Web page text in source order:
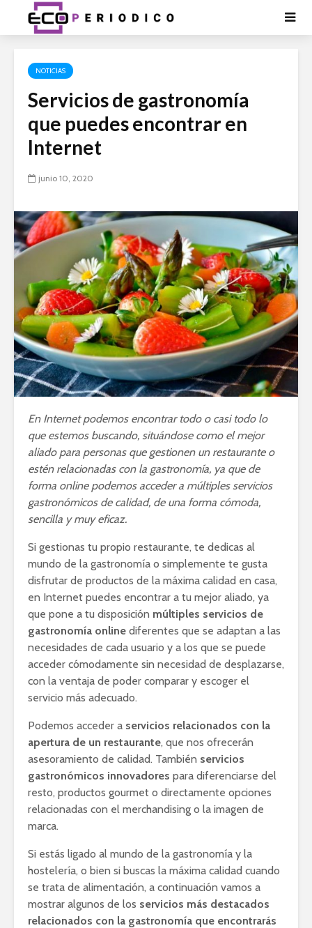
NOTICIAS
Servicios de gastronomía
que puedes encontrar en
Internet
junio 10, 2020
En Internet podemos encontrar todo o casi todo lo
que estemos buscando, situándose como el mejor
aliado para personas que gestionen un restaurante o
estén relacionadas con la gastronomía, ya que de
forma online podemos acceder a múltiples servicios
gastronómicos de calidad, de una forma cómoda,
sencilla y muy eficaz.
Si gestionas tu propio restaurante, te dedicas al
mundo de la gastronomía o simplemente te gusta
disfrutar de productos de la máxima calidad en casa,
en Internet puedes encontrar a tu mejor aliado, ya
que pone a tu disposición múltiples servicios de
gastronomía online diferentes que se adaptan a las
necesidades de cada usuario y a los que se puede
acceder cómodamente sin necesidad de desplazarse,
con la ventaja de poder comparar y escoger el
servicio más adecuado.
Podemos acceder a servicios relacionados con la
apertura de un restaurante, que nos ofrecerán
asesoramiento de calidad. También servicios
gastronómicos innovadores para diferenciarse del
resto, productos gourmet o directamente opciones
relacionadas con el merchandising o la imagen de
marca.
Si estás ligado al mundo de la gastronomía y la
hostelería, o bien si buscas la máxima calidad cuando
se trata de alimentación, a continuación vamos a
mostrar algunos de los servicios más destacados
relacionados con la gastronomía que encontrarás